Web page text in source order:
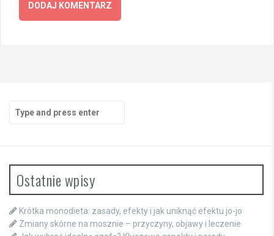
for:
Ostatnie wpisy
Krótka monodieta: zasady, efekty i jak uniknąć efektu jo-jo
Zmiany skórne na mosznie – przyczyny, objawy i leczenie